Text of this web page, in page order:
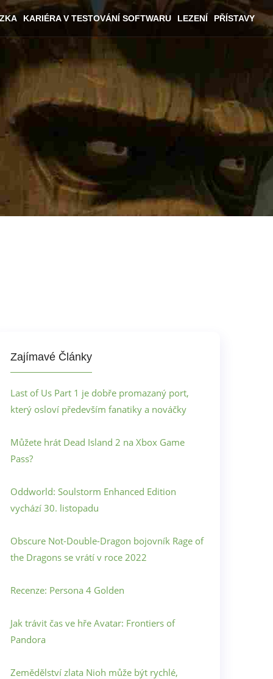
KARIÉRA V TESTOVÁNÍ SOFTWARU LEZENÍ PŘÍSTAVY
Zajímavé Články
Last of Us Part 1 je dobře promazaný port,
který osloví především fanatiky a nováčky
Můžete hrát Dead Island 2 na Xbox Game
Pass?
Oddworld: Soulstorm Enhanced Edition
vychází 30. listopadu
Obscure Not-Double-Dragon bojovník Rage of
the Dragons se vrátí v roce 2022
Recenze: Persona 4 Golden
Jak trávit čas ve hře Avatar: Frontiers of
Pandora
Zemědělství zlata Nioh může být rychlé,